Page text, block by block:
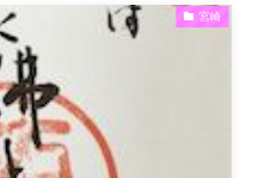
宮崎